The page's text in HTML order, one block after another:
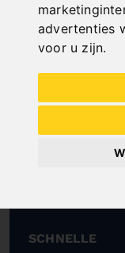
advertenties
voor u zijn.
NOCH
+43 732 /
SCHNELLE